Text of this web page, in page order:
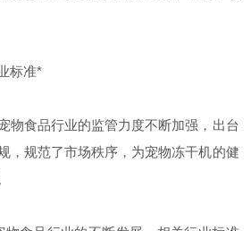
标准*
食品行业的监管力度不断加强，出台
，规范了市场秩序，为宠物冻干机的健